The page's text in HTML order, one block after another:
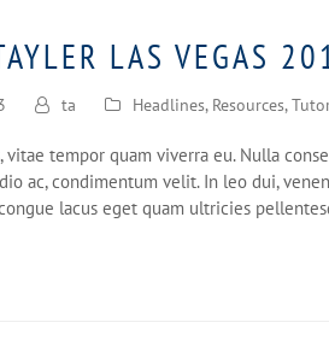
LAS VEGAS
ta Headlines, Resources,
vitae tempor quam viverra eu. Nulla
ac, condimentum velit. In leo dui,
lacus eget quam ultricies